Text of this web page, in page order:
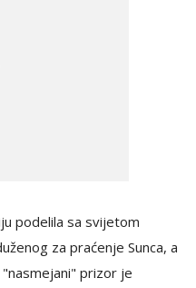
podelila sa svijetom
za praćenje Sunca, a
prizor je